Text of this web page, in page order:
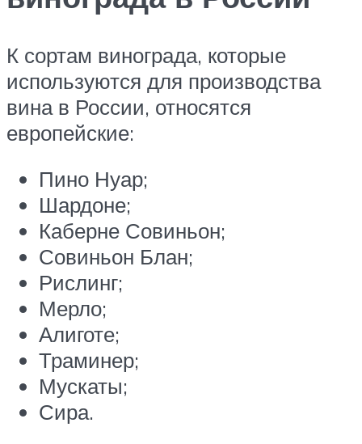
К сортам винограда, которые
используются для производства
вина в России, относятся
европейские:
Пино Нуар;
Шардоне;
Каберне Совиньон;
Совиньон Блан;
Рислинг;
Мерло;
Алиготе;
Траминер;
Мускаты;
Сира.